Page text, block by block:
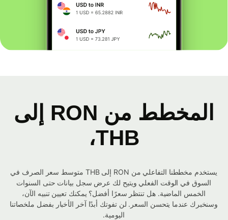
المخطط من RON إلى
THB،
يستخدم مخططنا التفاعلي من RON إلى THB متوسط ​​سعر الصرف في
السوق في الوقت الفعلي ويتيح لك عرض سجل بيانات حتى السنوات
الخمس الماضية. هل تنتظر سعرًا أفضل؟ يمكنك تعيين تنبيه الآن،
وسنخبرك عندما يتحسن السعر. لن تفوتك أبدًا آخر الأخبار بفضل ملخصاتنا
اليومية.